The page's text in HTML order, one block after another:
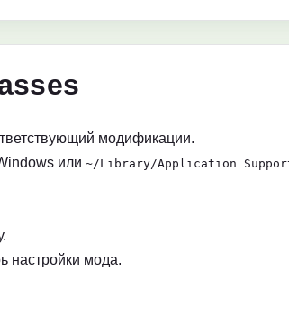
модификации.
или ~/Library/Application
настройки мода.